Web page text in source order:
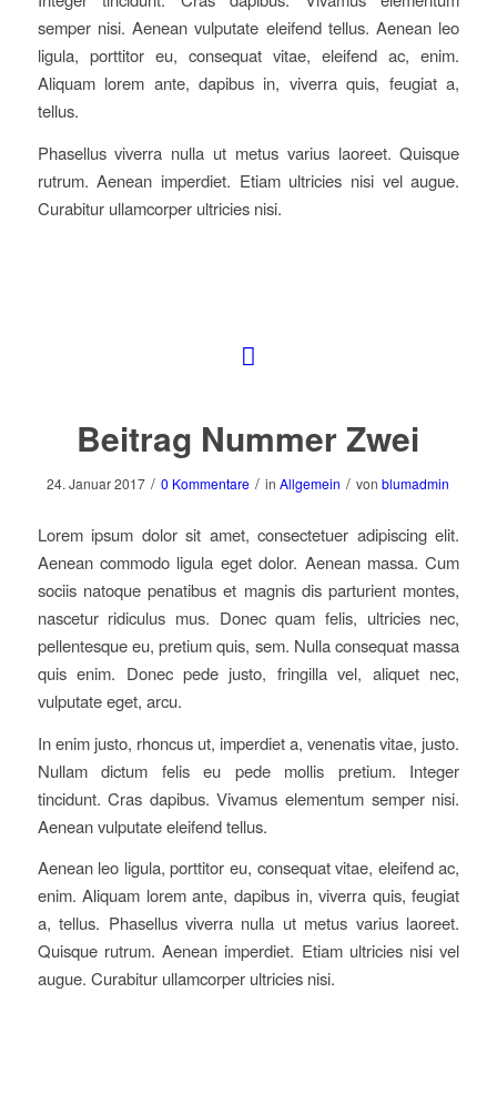
semper nisi. Aenean vulputate eleifend tellus. Aenean leo
ligula, porttitor eu, consequat vitae, eleifend ac, enim.
Aliquam lorem ante, dapibus in, viverra quis, feugiat a,
tellus.
Phasellus viverra nulla ut metus varius laoreet. Quisque
rutrum. Aenean imperdiet. Etiam ultricies nisi vel augue.
Curabitur ullamcorper ultricies nisi.
Beitrag Nummer Zwei
24. Januar 2017 / 0 Kommentare / inAllgemein / vonblumadmin
Lorem ipsum dolor sit amet, consectetuer adipiscing elit.
Aenean commodo ligula eget dolor. Aenean massa. Cum
sociis natoque penatibus et magnis dis parturient montes,
nascetur ridiculus mus. Donec quam felis, ultricies nec,
pellentesque eu, pretium quis, sem. Nulla consequat massa
quis enim. Donec pede justo, fringilla vel, aliquet nec,
vulputate eget, arcu.
In enim justo, rhoncus ut, imperdiet a, venenatis vitae, justo.
Nullam dictum felis eu pede mollis pretium. Integer
tincidunt. Cras dapibus. Vivamus elementum semper nisi.
Aenean vulputate eleifend tellus.
Aenean leo ligula, porttitor eu, consequat vitae, eleifend ac,
enim. Aliquam lorem ante, dapibus in, viverra quis, feugiat
a, tellus. Phasellus viverra nulla ut metus varius laoreet.
Quisque rutrum. Aenean imperdiet. Etiam ultricies nisi vel
augue. Curabitur ullamcorper ultricies nisi.